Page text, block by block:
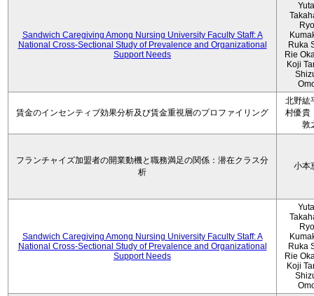
Sandwich Caregiving Among Nursing University Faculty Staff: A
National Cross-Sectional Study of Prevalence and Organizational
Support Needs
Ruka
Rie
Koji
賃金のインセンティブ効果分析及び賃金重視層のプロファイリング
北野紘
村優貴
敦
フランチャイズ加盟者の開業動機と職務満足の関係：潜在クラス分
析
小本
Sandwich Caregiving Among Nursing University Faculty Staff: A
National Cross-Sectional Study of Prevalence and Organizational
Support Needs
Ruka
Rie
Koji